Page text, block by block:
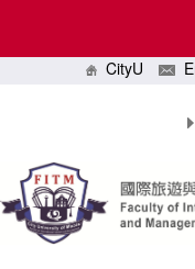
CityU